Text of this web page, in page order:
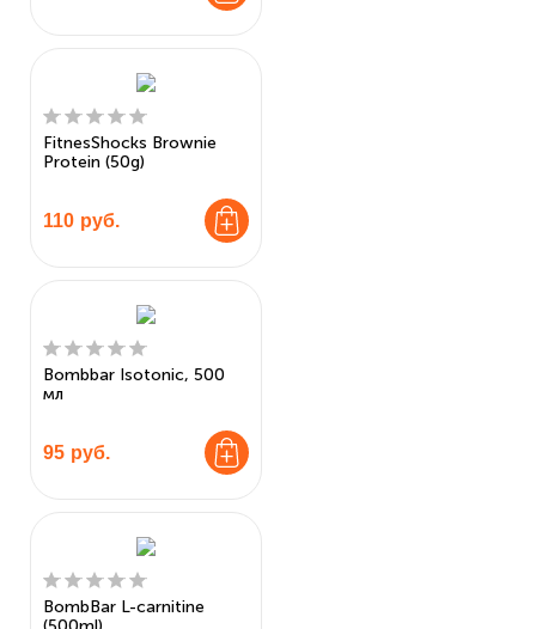
FitnesShocks Brownie
Protein (50g)
110 руб.
Bombbar Isotonic, 500
мл
95 руб.
BombBar L-carnitine